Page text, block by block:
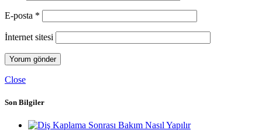
E-posta *
İnternet sitesi
Close
Son Bilgiler